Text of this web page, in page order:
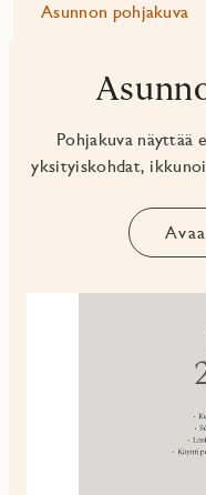
Asunnon pohjakuva
Pohjakuva näyttää
yksityiskohdat,